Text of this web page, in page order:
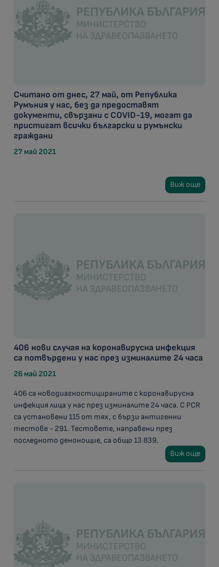
Считано от днес, 27 май, от Република
Румъния у нас, без да предоставят
документи, свързани с COVID-19, могат да
пристигат всички български и румънски
граждани
27 май 2021
Виж още
406 нови случая на коронавирусна инфекция
са потвърдени у нас през изминалите 24 часа
26 май 2021
406 са новодиагностицираните с коронавирусна
инфекция лица у нас през изминалите 24 часа. С PCR
са установени 115 от тях, с бързи антигенни
тестове - 291. Тестовете, направени през
последното денонощие, са общо 13 839.
Виж още